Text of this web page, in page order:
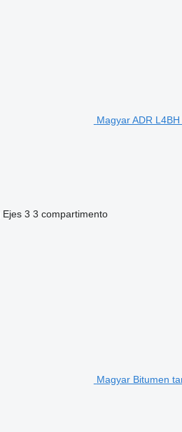
Magyar ADR
Ejes 3 3 compartimento
Magyar Bitumen